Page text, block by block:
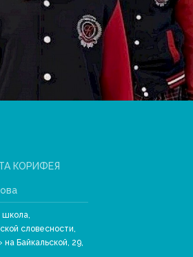
КОРИФЕЯ
школа,
словесности,
Байкальской, 29,